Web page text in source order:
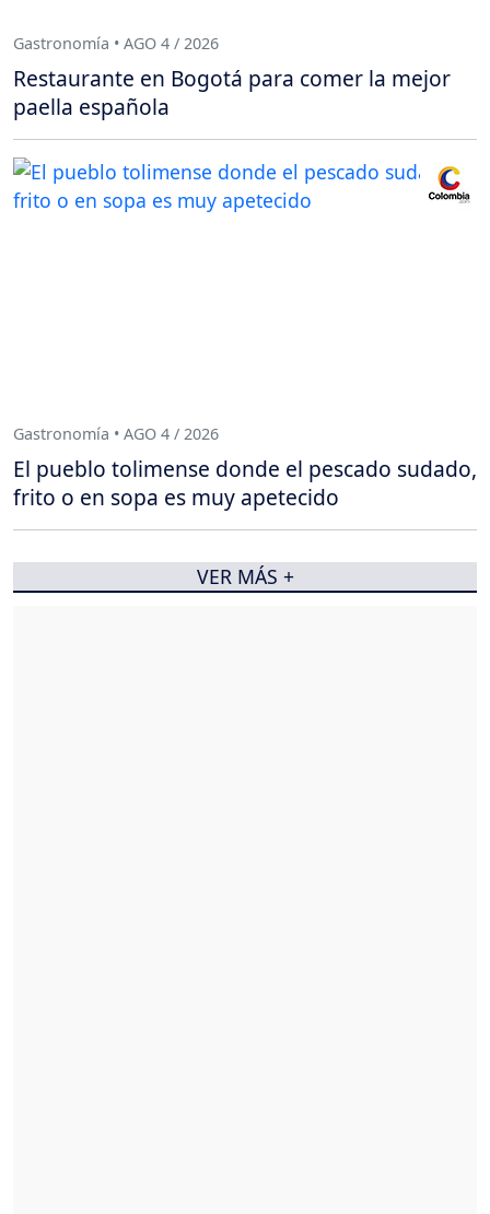
Gastronomía • AGO 4 / 2026
Restaurante en Bogotá para comer la mejor
paella española
Gastronomía • AGO 4 / 2026
El pueblo tolimense donde el pescado sudado,
frito o en sopa es muy apetecido
VER MÁS +